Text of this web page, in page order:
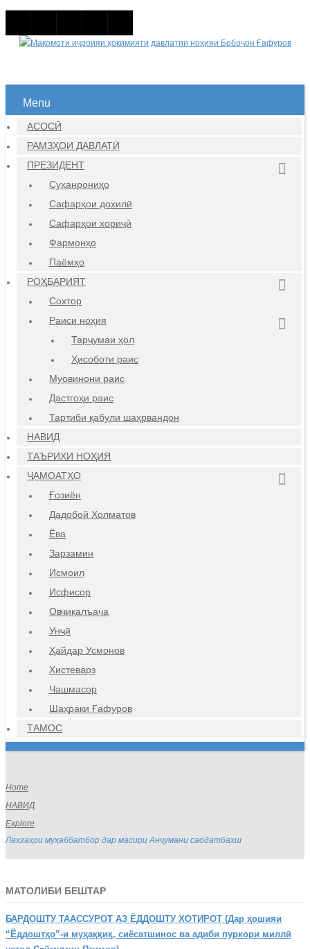
Menu
АСОСӢ
РАМЗҲОИ ДАВЛАТӢ
ПРЕЗИДЕНТ
Суханрониҳо
Сафарҳои дохилӣ
Сафарҳои хориҷӣ
Фармонҳо
Паёмҳо
РОҲБАРИЯТ
Сохтор
Раиси ноҳия
Тарҷумаи ҳол
Ҳисоботи раис
Муовинони раис
Дастгоҳи раис
Тартиби қабули шаҳрвандон
НАВИД
ТАЪРИХИ НОҲИЯ
ҶАМОАТҲО
Ғозиён
Дадобой Холматов
Ёва
Зарзамин
Исмоил
Исфисор
Овчиқалъача
Унҷӣ
Ҳайдар Усмонов
Хистеварз
Чашмасор
Шаҳраки Ғафуров
ТАМОС
Home
НАВИД
Explore
Лаҳзаҳои муҳаббатбор дар масири Анҷумани саодатбахш
МАТОЛИБИ БЕШТАР
БАРДОШТУ ТААССУРОТ АЗ ЁДДОШТУ ХОТИРОТ (Дар ҳошияи
“Ёддоштҳо”-и муҳаққиқ, сиёсатшинос ва адиби пуркори миллӣ